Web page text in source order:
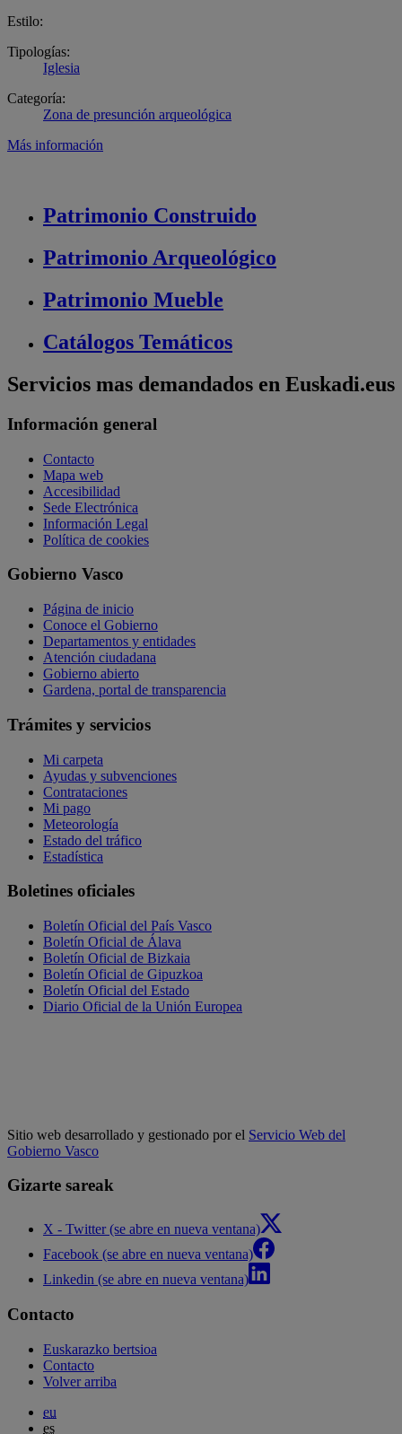
Estilo:
Tipologías:
Iglesia
Categoría:
Zona de presunción arqueológica
Más información
Patrimonio Construido
Patrimonio Arqueológico
Patrimonio Mueble
Catálogos Temáticos
Servicios mas demandados en Euskadi.eus
Información general
Contacto
Mapa web
Accesibilidad
Sede Electrónica
Información Legal
Política de cookies
Gobierno Vasco
Página de inicio
Conoce el Gobierno
Departamentos y entidades
Atención ciudadana
Gobierno abierto
Gardena, portal de transparencia
Trámites y servicios
Mi carpeta
Ayudas y subvenciones
Contrataciones
Mi pago
Meteorología
Estado del tráfico
Estadística
Boletines oficiales
Boletín Oficial del País Vasco
Boletín Oficial de Álava
Boletín Oficial de Bizkaia
Boletín Oficial de Gipuzkoa
Boletín Oficial del Estado
Diario Oficial de la Unión Europea
Sitio web desarrollado y gestionado por el Servicio Web del
Gobierno Vasco
Gizarte sareak
X - Twitter (se abre en nueva ventana)
Facebook (se abre en nueva ventana)
Linkedin (se abre en nueva ventana)
Contacto
Euskarazko bertsioa
Contacto
Volver arriba
eu
es